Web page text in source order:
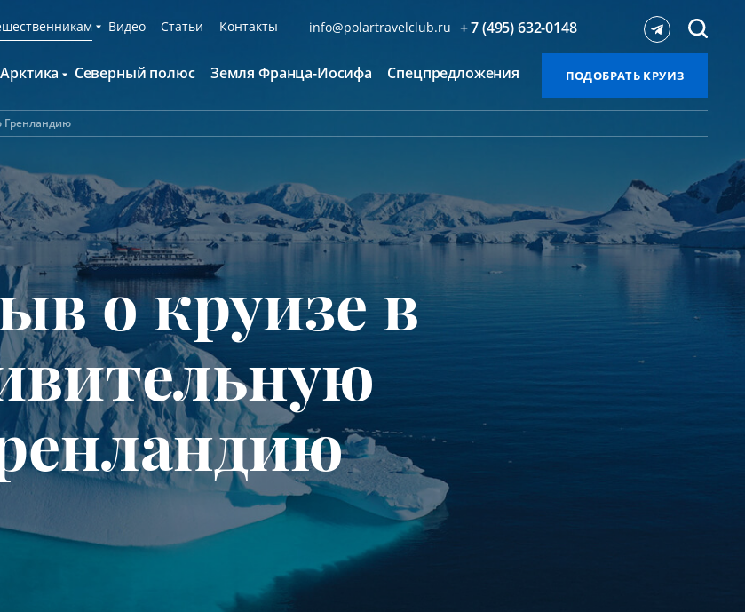
команда
связь
Русскоязычные группы
Наши суда
Дополнительные опции
Фирменная парка
Что брать с собой
Клуб привилегий
Каталоги
Отзывы
Вопросы и ответы
Специальные мероприятия
Подарочный сертификат
Видео Статьи Контакты info@polartravelclub.ru + 7 (495) 632-0148
и Южный полярный круг
Антарктида Новый год
о-ва и Южная Георгия
о-ва, Южная Георгия и
Арктика
Британские острова
Исландия
Шпицберген
Северный полюс Земля Франца-Иосифа Спецпредложения ПОДОБРАТЬ КРУИЗ
Гренландию
о круизе в